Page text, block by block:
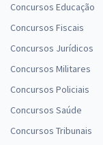
Concursos Educação
Concursos Fiscais
Concursos Jurídicos
Concursos Militares
Concursos Policiais
Concursos Saúde
Concursos Tribunais